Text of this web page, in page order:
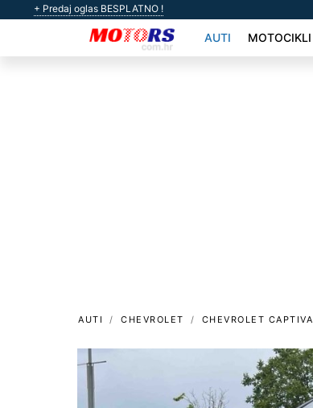
+ Predaj oglas BESPLATNO !
AUTI MOTOCIKLI
AUTI CHEVROLET CHEVROLET CAPTIVA